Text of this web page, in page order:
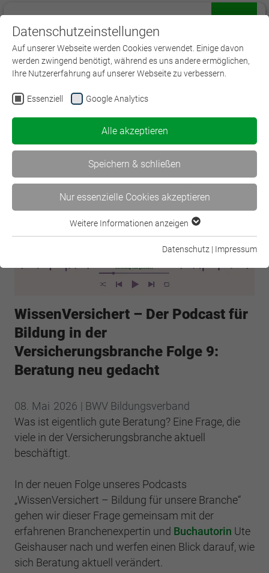
< #KONEQT2026 Frühjahrstagung
16. PE-Lean Coffee –… >
WissenVersichert – Der Podcast für
Bildung in der
Versicherungsbranche Folge 9:
Beratung neu gedacht
08. Mai 2026 | BWV Bildungsverband
Was ist eigentlich gute Beratung? Eine Frage, die
viele in der Versicherungsbranche aktuell
beschäftigt.
In der neuen Folge unseres Podcasts
„WissenVersichert – Bildung für unsere Branche“
gehen wir dieser Frage gemeinsam mit der
erfahrenen Branchenexpertin und Buchautorin Ute
Geishauser nach und werfen einen Blick darauf, wie
sich Beratung aktuell verändert.
Datenschutzeinstellungen
Auf unserer Webseite werden Cookies verwendet. Einige davon
werden zwingend benötigt, während es uns andere ermöglichen,
Ihre Nutzererfahrung auf unserer Webseite zu verbessern.
Essenziell Google Analytics
Alle akzeptieren
Speichern & schließen
Nur essenzielle Cookies akzeptieren
Essenzielle Cookies werden für grundlegende Funktionen der
Webseite einwandfrei funktioniert.
Anbieter BWV Berlin Brandenburg
Laufzeit 1 Jahr
Dieses Cookie wird verwendet, um Ihre
speichern.
Name SgCookieOptin.lastPreferences
Laufzeit 1 Jahr
Zweck
Dieser Wert speichert Ihre Consent-
Einstellungen. Unter anderem eine zufällig
generierte ID, für die historische
Speicherung Ihrer vorgenommen
Google Analytics
Name _ga
Laufzeit 2 Jahre
Zweck
Registriert eine eindeutige ID, die verwendet
Name _ga_#
Anbieter Google Analytics
Laufzeit 2 Jahre
Cookie-Informationen anzeigen
Weitere Informationen anzeigen
Datenschutz | Impressum